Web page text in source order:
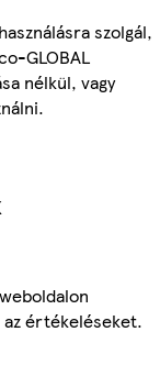
szolgál,
GLOBAL
nélkül, vagy
értékeléseket.